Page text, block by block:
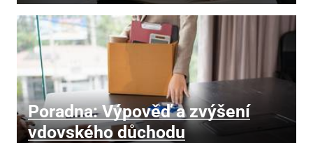
Poradna: Výpověď a zvýšení
vdovského důchodu